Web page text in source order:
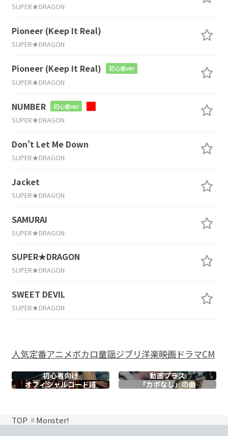
SUPER★DRAGON
Pioneer (Keep It Real)
SUPER★DRAGON
Pioneer (Keep It Real) 初心者ver
SUPER★DRAGON
NUMBER 初心者ver
SUPER★DRAGON
Don't Let Me Down
SUPER★DRAGON
Jacket
SUPER★DRAGON
SAMURAI
SUPER★DRAGON
SUPER★DRAGON
SUPER★DRAGON
SWEET DEVIL
SUPER★DRAGON
人気定番アニメボカロ童謡ジブリ洋楽映画ドラマCM
初心者向け
動画プラス
オフィシャルコード譜 「カポなし」の曲
TOP Monster!